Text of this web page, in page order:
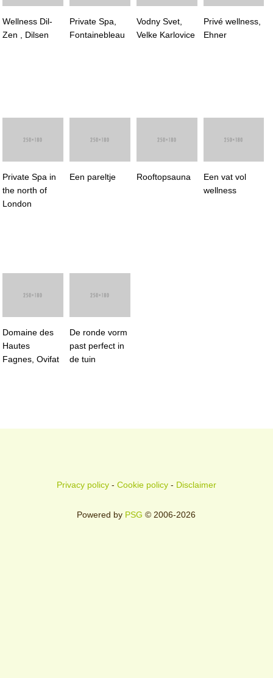
Wellness Dil-
Zen , Dilsen
Private Spa,
Fontainebleau
Vodny Svet,
Velke Karlovice
Privé wellness,
Ehner
Private Spa in
the north of
London
Een pareltje Rooftopsauna
Een vat vol
wellness
Domaine des
Hautes
Fagnes, Ovifat
De ronde vorm
past perfect in
de tuin
Privacy policy- Cookie policy- Disclaimer
Powered by PSG © 2006-2026